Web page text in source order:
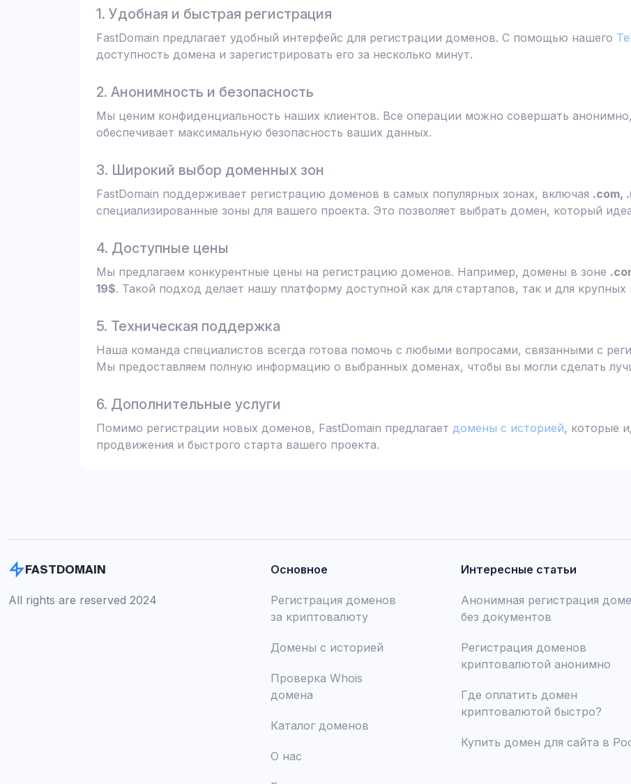
1. Удобная и быстрая регистрация
FastDomain предлагает удобный интерфейс для регистрации доменов. С помощью нашего
доступность домена и зарегистрировать его за несколько минут.
2. Анонимность и безопасность
Мы ценим конфиденциальность наших клиентов. Все операции можно совершать
обеспечивает максимальную безопасность ваших данных.
3. Широкий выбор доменных зон
FastDomain поддерживает регистрацию доменов в самых популярных зонах, включая .com,
специализированные зоны для вашего проекта. Это позволяет выбрать домен, который
4. Доступные цены
Мы предлагаем конкурентные цены на регистрацию доменов. Например, домены в зоне
19$. Такой подход делает нашу платформу доступной как для стартапов, так и для крупных
5. Техническая поддержка
Наша команда специалистов всегда готова помочь с любыми вопросами, связанными с
Мы предоставляем полную информацию о выбранных доменах, чтобы вы могли сделать
6. Дополнительные услуги
Помимо регистрации новых доменов, FastDomain предлагает домены с историей, которые
продвижения и быстрого старта вашего проекта.
FASTDOMAIN
All rights are reserved 2024
Основное
Регистрация доменов
за криптовалюту
Домены с историей
Проверка Whois
домена
Каталог доменов
О нас
Интересные статьи
Анонимная регистрация
без документов
Регистрация доменов
криптовалютой анонимно
Где оплатить домен
криптовалютой быстро?
Купить домен для сайта в